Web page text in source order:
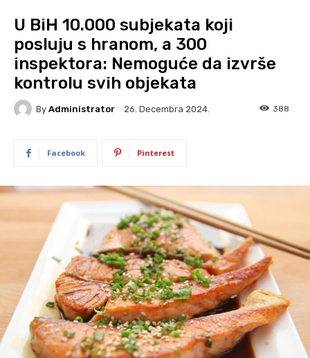
U BiH 10.000 subjekata koji
posluju s hranom, a 300
inspektora: Nemoguće da izvrše
kontrolu svih objekata
By Administrator 26. Decembra 2024. 388
Facebook Pinterest